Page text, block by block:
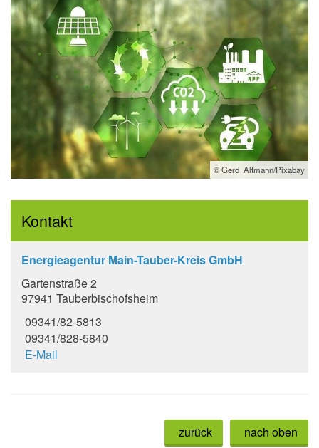
© Gerd_Altmann/Pixabay
Kontakt
Energieagentur Main-Tauber-Kreis GmbH
Gartenstraße 2
97941 Tauberbischofsheim
09341/82-5813
09341/828-5840
E-Mail
nach oben
zurück